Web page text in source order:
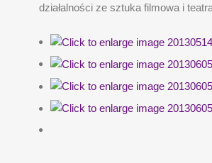
działalności ze sztuka filmowa i